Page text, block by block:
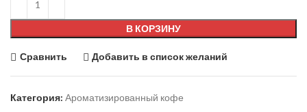
В КОРЗИНУ
Сравнить Добавить в список желаний
Категория: Ароматизированный кофе